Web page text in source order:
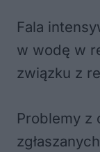
Fala
w wodę w
związku z
Problemy z